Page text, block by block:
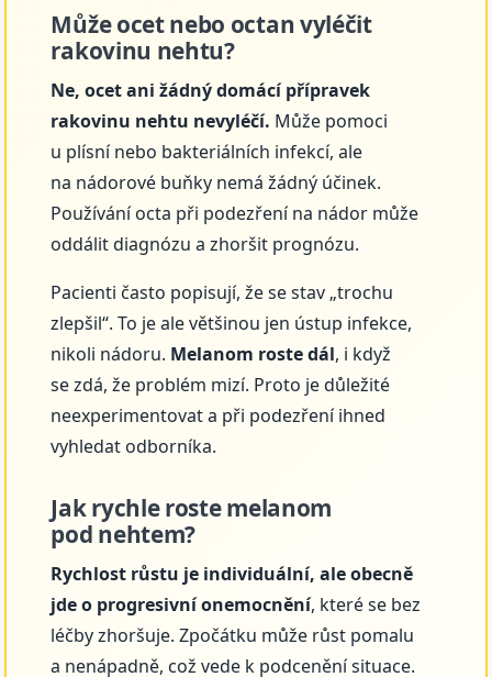
Může ocet nebo octan vyléčit
rakovinu nehtu?
Ne, ocet ani žádný domácí přípravek
rakovinu nehtu nevyléčí. Může pomoci
u plísní nebo bakteriálních infekcí, ale
na nádorové buňky nemá žádný účinek.
Používání octa při podezření na nádor může
oddálit diagnózu a zhoršit prognózu.
Pacienti často popisují, že se stav „trochu
zlepšil“. To je ale většinou jen ústup infekce,
nikoli nádoru. Melanom roste dál, i když
se zdá, že problém mizí. Proto je důležité
neexperimentovat a při podezření ihned
vyhledat odborníka.
Jak rychle roste melanom
pod nehtem?
Rychlost růstu je individuální, ale obecně
jde o progresivní onemocnění, které se bez
léčby zhoršuje. Zpočátku může růst pomalu
a nenápadně, což vede k podcenění situace.